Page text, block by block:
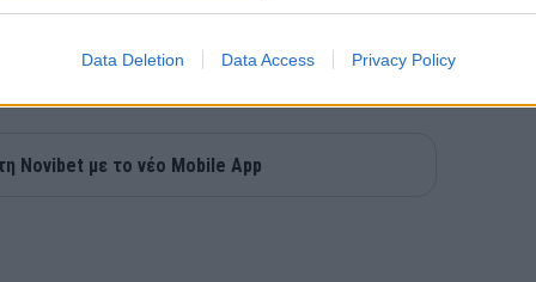
Data Deletion Data Access Privacy Policy
Novibet με το νέο Mobile App